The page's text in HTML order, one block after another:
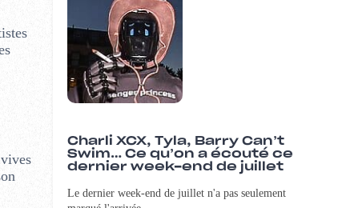
Charli XCX, Tyla, Barry Can’t
Swim… Ce qu’on a écouté ce
dernier week-end de juillet
Le dernier week-end de juillet n'a pas seulement